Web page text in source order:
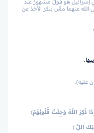
إسرائيل هو قولٌ مشهورٌ عند
عنهما ممَّن ينكر الأخذ عن
عليه).
ذُكِرَ اللَّهُ وَجِلَتْ قُلُوبُهُمْ﴾
اللَّ ﴾